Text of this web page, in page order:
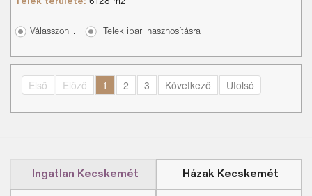
Telek területe: 6128 m2
Válasszon... Telek ipari hasznosításra
Első Előző 1 2 3 Következő Utolsó
Ingatlan Kecskemét Házak Kecskemét